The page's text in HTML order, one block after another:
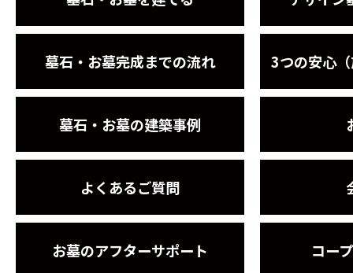
墓石・お墓完成までの流れ
墓石・お墓の建築事例
よくあるご質問
お墓のアフターサポート
3つの安心
コー